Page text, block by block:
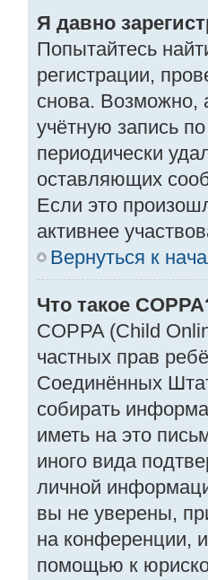
Я давно
Попытайтесь
регистрации,
снова. Возможно,
учётную запись
периодически
оставляющих
Если это
активнее
Вернуться к
Что такое
COPPA (Child
частных прав
Соединённых
собирать
иметь на это
иного вида
личной
вы не уверены,
на конференции,
помощью к